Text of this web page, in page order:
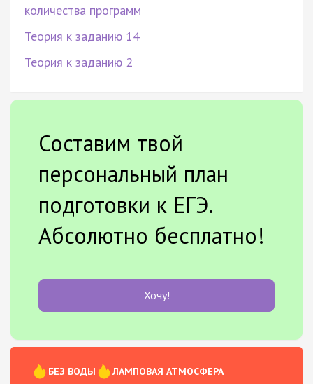
количества программ
Теория к заданию 14
Теория к заданию 2
Составим твой
персональный план
подготовки к ЕГЭ.
Абсолютно бесплатно!
Хочу!
БЕЗ ВОДЫ
ЛАМПОВАЯ АТМОСФЕРА